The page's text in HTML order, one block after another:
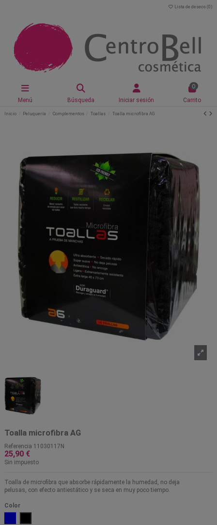
Lista de deseos (0 )
Menú Búsqueda Iniciar sesión
0
Carrito
Inicio Peluquería Complementos Toallas Toalla microfibra AG
Toalla microfibra AG
Referencia 11030117N
25,90 €
Sin impuesto
Toalla de microfibra que absorbe rápidamente la humedad, no deja
pelusas, con efecto antiestático y se seca en muy poco tiempo.
Color